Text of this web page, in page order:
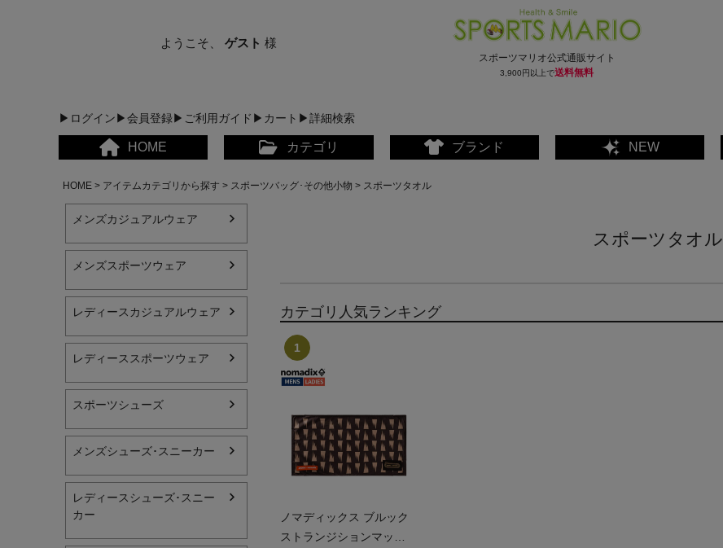
スポーツマリオ公式通販サイト
3,900円以上で送料無料
ようこそ、 ゲスト様
▶ログイン▶会員登録▶ご利用ガイド ▶カート ▶詳細検索
HOME カテゴリ
メンズカジュアルウェア
メンズスポーツウェア
スポーツシューズ
メンズシューズ･スニーカー
サンダル･シューズその他
ブランド NEW
HOME アイテムカテゴリから探す スポーツバッグ･その他小物 スポーツタオル
メンズカジュアルウェア
メンズスポーツウェア
レディースカジュアルウェア
レディーススポーツウェア
スポーツシューズ
メンズシューズ･スニーカー
レディースシューズ･スニー
カー
スポーツタオル
カテゴリ人気ランキング
ノマディックス ブルック
ストランジションマット